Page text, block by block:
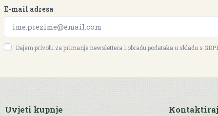
E-mail adresa
Dajem privolu za primanje newslettera i obradu podataka u skladu s
Uvjeti kupnje